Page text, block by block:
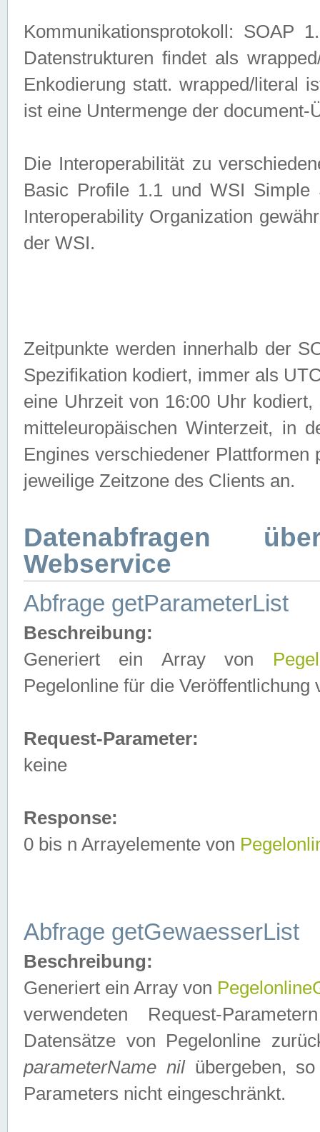
Kommunikationsprotokoll: SOAP
Datenstrukturen findet als
Enkodierung statt. wrapped/literal
ist eine Untermenge der
Die Interoperabilität zu
Basic Profile 1.1 und WSI
Interoperability Organization
der WSI.
Zeitpunkte werden innerhalb der
Spezifikation kodiert, immer als
eine Uhrzeit von 16:00 Uhr
mitteleuropäischen Winterzeit, in
Engines verschiedener
jeweilige Zeitzone des Clients an.
Datenabfragen
Webservice
Abfrage getParameterList
Beschreibung:
Generiert ein Array von
Pegelonline für die Veröffentlichung
Request-Parameter:
keine
Response:
0 bis n Arrayelemente von
Abfrage getGewaesserList
Beschreibung:
Generiert ein Array von
verwendeten Request-
Datensätze von Pegelonline
parameterName nilübergeben, so
Parameters nicht eingeschränkt.